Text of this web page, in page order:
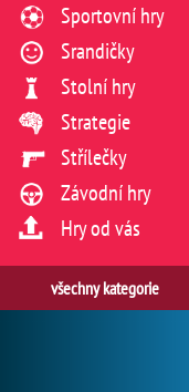
Sportovní hry
Srandičky
Stolní hry
Strategie
Střílečky
Závodní hry
Hry od vás
všechny kategorie